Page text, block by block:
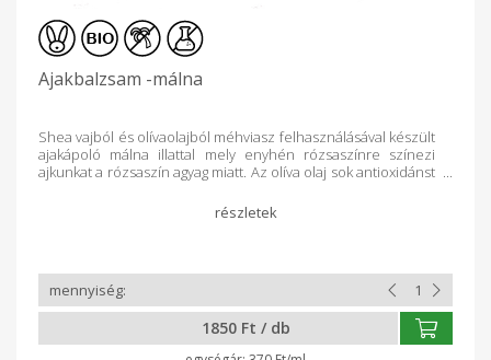
Ajakbalzsam -málna
Shea vajból és olívaolajból méhviasz felhasználásával készült
ajakápoló málna illattal mely enyhén rózsaszínre színezi
ajkunkat a rózsaszín agyag miatt. Az olíva olaj sok antioxidánst
Shea vaj gyorsítja a hegképződést. Óvja, táplálja, puhává
teszi, ápolja, regenerálja a bőrt, helyreállítja a rugalmasságát.
hatással. A rózsaszín agyag antibakteriális, méregtelenítő,
bőrnyugtató, tisztító, szerkezetjavító, regeneráló hatásokkal
bír. Minden bőrtípusra használhatjuk. Málna 100% illatolaj -
édes gyümölcs illata melynek használatakor a finom érett
gyümölcsre emlékeztet. Összetétel oliva olaj, shea
1850 Ft / db